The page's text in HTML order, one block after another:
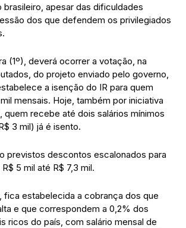
brasileiro, apesar das dificuldades
dos que defendem os privilegiados
(1º), deverá ocorrer a votação, na
do projeto enviado pelo governo,
a isenção do IR para quem
mensais. Hoje, também por iniciativa
quem recebe até dois salários mínimos
3 mil) já é isento.
previstos descontos escalonados para
5 mil até R$ 7,3 mil.
fica estabelecida a cobrança dos que
e que correspondem a 0,2% dos
ricos do país, com salário mensal de